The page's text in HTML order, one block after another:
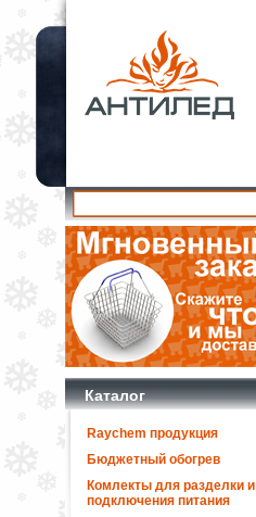
Каталог
Raychem продукция
Бюджетный обогрев
Комлекты для разделки и
подключения питания